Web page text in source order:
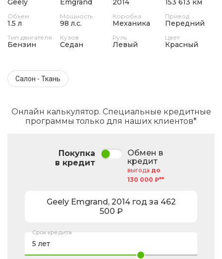
Geely Emgrand 2014 153 613 км
Объем
1.5 л
Мощность
98 л.с.
Коробка
Механика
Привод
Передний
Тип двигателя
Бензин
Кузов
Седан
Руль
Левый
Цвет
Красный
Салон - Ткань
Онлайн калькулятор. Специальные кредитные
программы только для наших клиентов*
Покупка
в кредит
Обмен в
кредит
выгода до
130 000 ₽**
Geely Emgrand , 2014год за 462
500 ₽
Срок кредита